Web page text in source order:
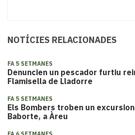
NOTÍCIES RELACIONADES
FA 5 SETMANES
Denuncien un pescador furtiu
Flamisella de Lladorre
FA 5 SETMANES
​Els Bombers troben un
Baborte, a Àreu